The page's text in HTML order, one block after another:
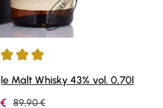
stars
Malt Whisky 43% vol. 0,70l
Sale price:
Regular price:
89,90 €